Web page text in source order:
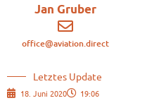
Jan Gruber
office@aviation.direct
Letztes Update
18. Juni 2020 19:06